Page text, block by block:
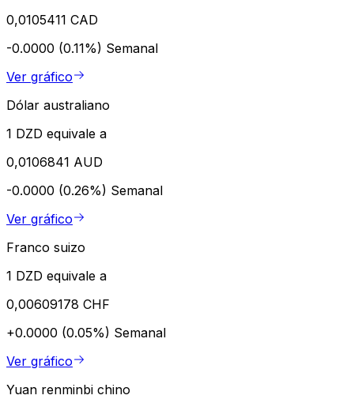
0,0105411 CAD
-0.0000 (0.11%) Semanal
Ver gráfico
Dólar australiano
1 DZD equivale a
0,0106841 AUD
-0.0000 (0.26%) Semanal
Ver gráfico
Franco suizo
1 DZD equivale a
0,00609178 CHF
+0.0000 (0.05%) Semanal
Ver gráfico
Yuan renminbi chino